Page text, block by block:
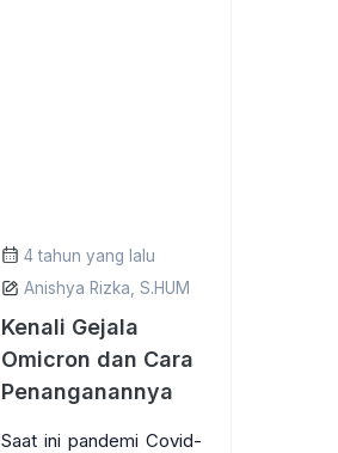
4 tahun yang lalu
Anishya Rizka, S.HUM
Kenali Gejala
Omicron dan Cara
Penanganannya
Saat ini pandemi Covid-